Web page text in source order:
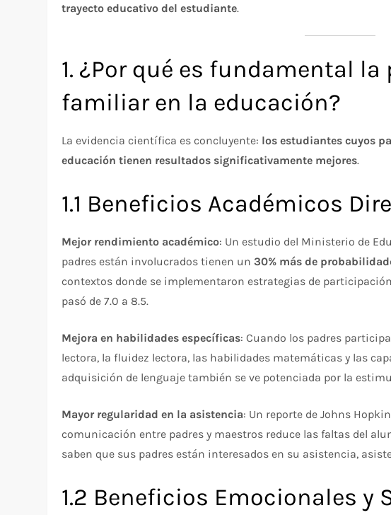
trayecto educativo del estudiante.​
1. ¿Por qué es fundamental
familiar en la educación?
La evidencia científica es concluyente: los estudiantes cuyos
educación tienen resultados significativamente mejores.​
1.1 Beneficios Académicos
Mejor rendimiento académico: Un estudio del Ministerio de
padres están involucrados tienen un30% más de
contextos donde se implementaron estrategias de
pasó de 7.0 a 8.5.​
Mejora en habilidades específicas: Cuando los padres
lectora, la fluidez lectora, las habilidades matemáticas y las
adquisición de lenguaje también se ve potenciada por la
Mayor regularidad en la asistencia: Un reporte de Johns
comunicación entre padres y maestros reduce las faltas del
saben que sus padres están interesados en su asistencia,
1.2 Beneficios Emocionales y